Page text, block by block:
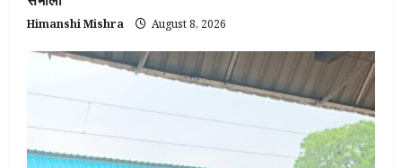
Himanshi Mishra August 8, 2026